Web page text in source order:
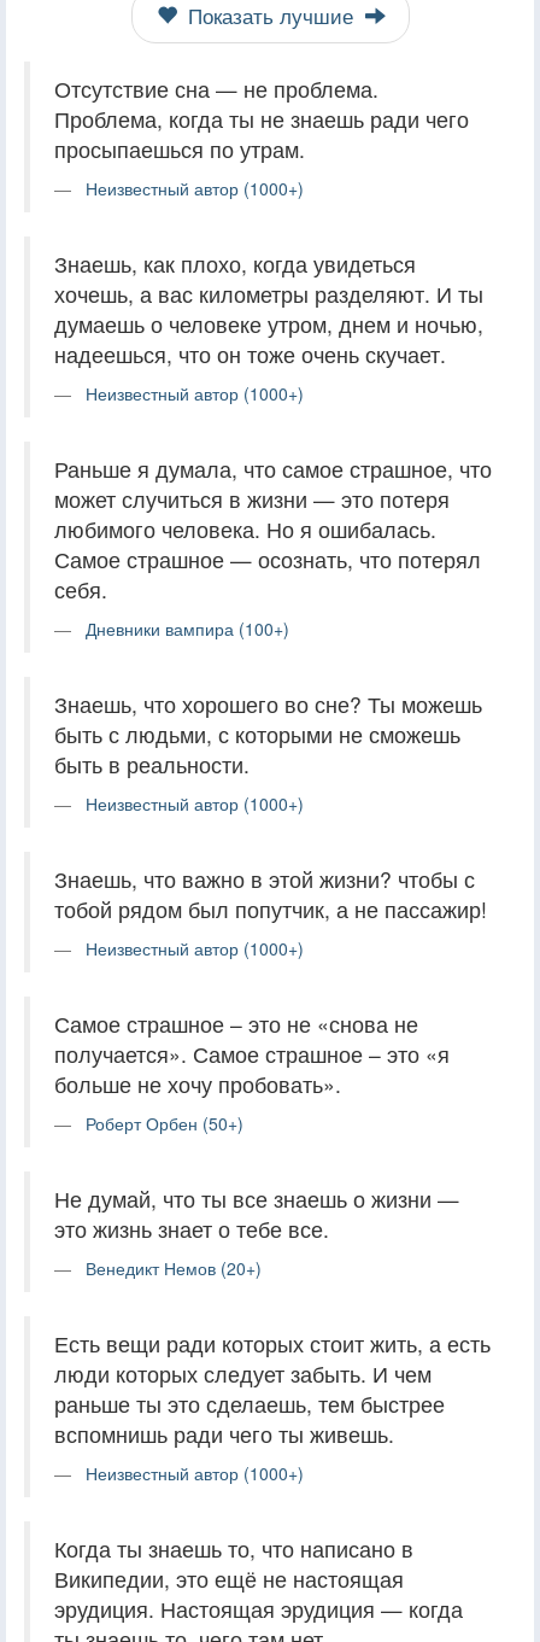
Показать лучшие
Отсутствие сна — не проблема.
Проблема, когда ты не знаешь ради чего
просыпаешься по утрам.
Неизвестный автор (1000+)
Знаешь, как плохо, когда увидеться
хочешь, а вас километры разделяют. И ты
думаешь о человеке утром, днем и ночью,
надеешься, что он тоже очень скучает.
Неизвестный автор (1000+)
Раньше я думала, что самое страшное, что
может случиться в жизни — это потеря
любимого человека. Но я ошибалась.
Самое страшное — осознать, что потерял
себя.
Дневники вампира (100+)
Знаешь, что хорошего во сне? Ты можешь
быть с людьми, с которыми не сможешь
быть в реальности.
Неизвестный автор (1000+)
Знаешь, что важно в этой жизни? чтобы с
тобой рядом был попутчик, а не пассажир!
Неизвестный автор (1000+)
Самое страшное – это не «снова не
получается». Самое страшное – это «я
больше не хочу пробовать».
Роберт Орбен (50+)
Не думай, что ты все знаешь о жизни —
это жизнь знает о тебе все.
Венедикт Немов (20+)
Есть вещи ради которых стоит жить, а есть
люди которых следует забыть. И чем
раньше ты это сделаешь, тем быстрее
вспомнишь ради чего ты живешь.
Неизвестный автор (1000+)
Когда ты знаешь то, что написано в
Википедии, это ещё не настоящая
эрудиция. Настоящая эрудиция — когда